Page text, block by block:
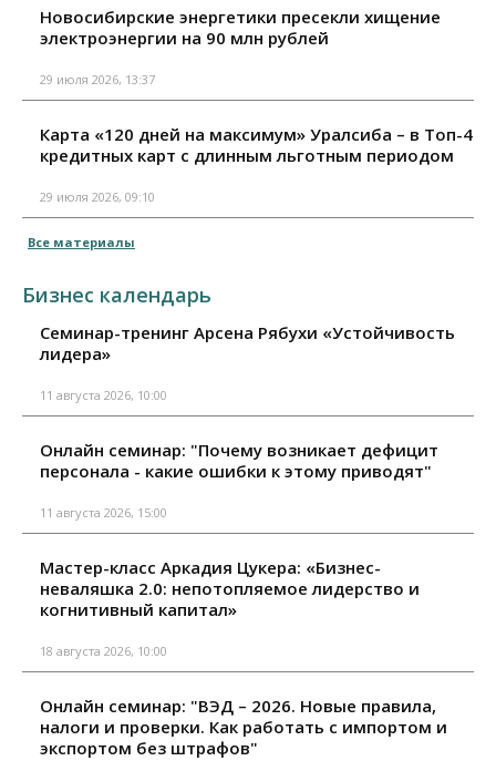
Новосибирские энергетики пресекли хищение
электроэнергии на 90 млн рублей
29 июля 2026, 13:37
Карта «120 дней на максимум» Уралсиба – в Топ-4
кредитных карт с длинным льготным периодом
29 июля 2026, 09:10
Все материалы
Бизнес календарь
Семинар-тренинг Арсена Рябухи «Устойчивость
лидера»
11 августа 2026, 10:00
Онлайн семинар: "Почему возникает дефицит
персонала - какие ошибки к этому приводят"
11 августа 2026, 15:00
Мастер-класс Аркадия Цукера: «Бизнес-
неваляшка 2.0: непотопляемое лидерство и
когнитивный капитал»
18 августа 2026, 10:00
Онлайн семинар: "ВЭД – 2026. Новые правила,
налоги и проверки. Как работать с импортом и
экспортом без штрафов"